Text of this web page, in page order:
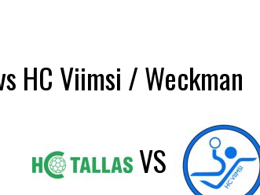
HC Viimsi / Weckman
VS